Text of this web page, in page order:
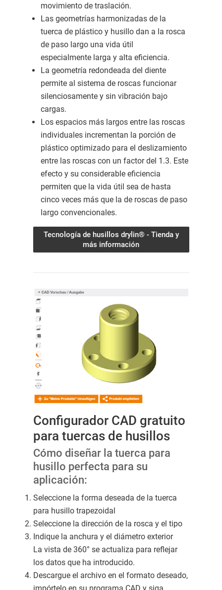
movimiento de traslación.
Las geometrías harmonizadas de la
tuerca de plástico y husillo dan a la rosca
de paso largo una vida útil
especialmente larga y alta eficiencia.
La geometría redondeada del diente
permite al sistema de roscas funcionar
silenciosamente y sin vibración bajo
cargas.
Los espacios más largos entre las roscas
individuales incrementan la porción de
plástico optimizado para el deslizamiento
entre las roscas con un factor del 1.3. Este
efecto y su considerable eficiencia
permiten que la vida útil sea de hasta
cinco veces más que la de roscas de paso
largo convencionales.
Tecnología de husillos drylin® - Tienda y
más información
Configurador CAD gratuito
para tuercas de husillos
Cómo diseñar la tuerca para
husillo perfecta para su
aplicación:
Seleccione la forma deseada de la tuerca
para husillo trapezoidal
Seleccione la dirección de la rosca y el tipo
Indique la anchura y el diámetro exterior
La vista de 360° se actualiza para reflejar
los datos que ha introducido.
Descargue el archivo en el formato deseado,
impórtelo en su programa CAD y siga